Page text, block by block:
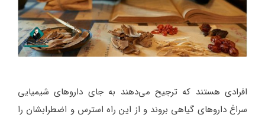
افرادی هستند که ترجیح می‌دهند به جای داروهای شیمیایی
سراغ داروهای گیاهی بروند و از این راه استرس و اضطرابشان را